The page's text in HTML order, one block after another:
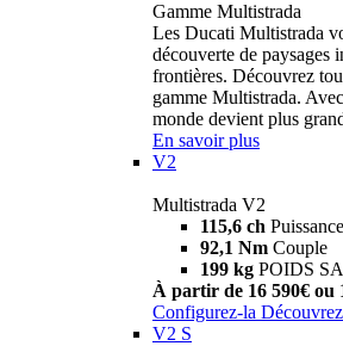
Gamme Multistrada
Les Ducati Multistrada
découverte de paysages
frontières. Découvrez
gamme Multistrada.
monde devient plus
En savoir plus
V2
Multistrada V2
115,6 ch Puissance
92,1 Nm Couple
199 kg POIDS
À partir de 16 590€ ou
Configurez-la
V2 S